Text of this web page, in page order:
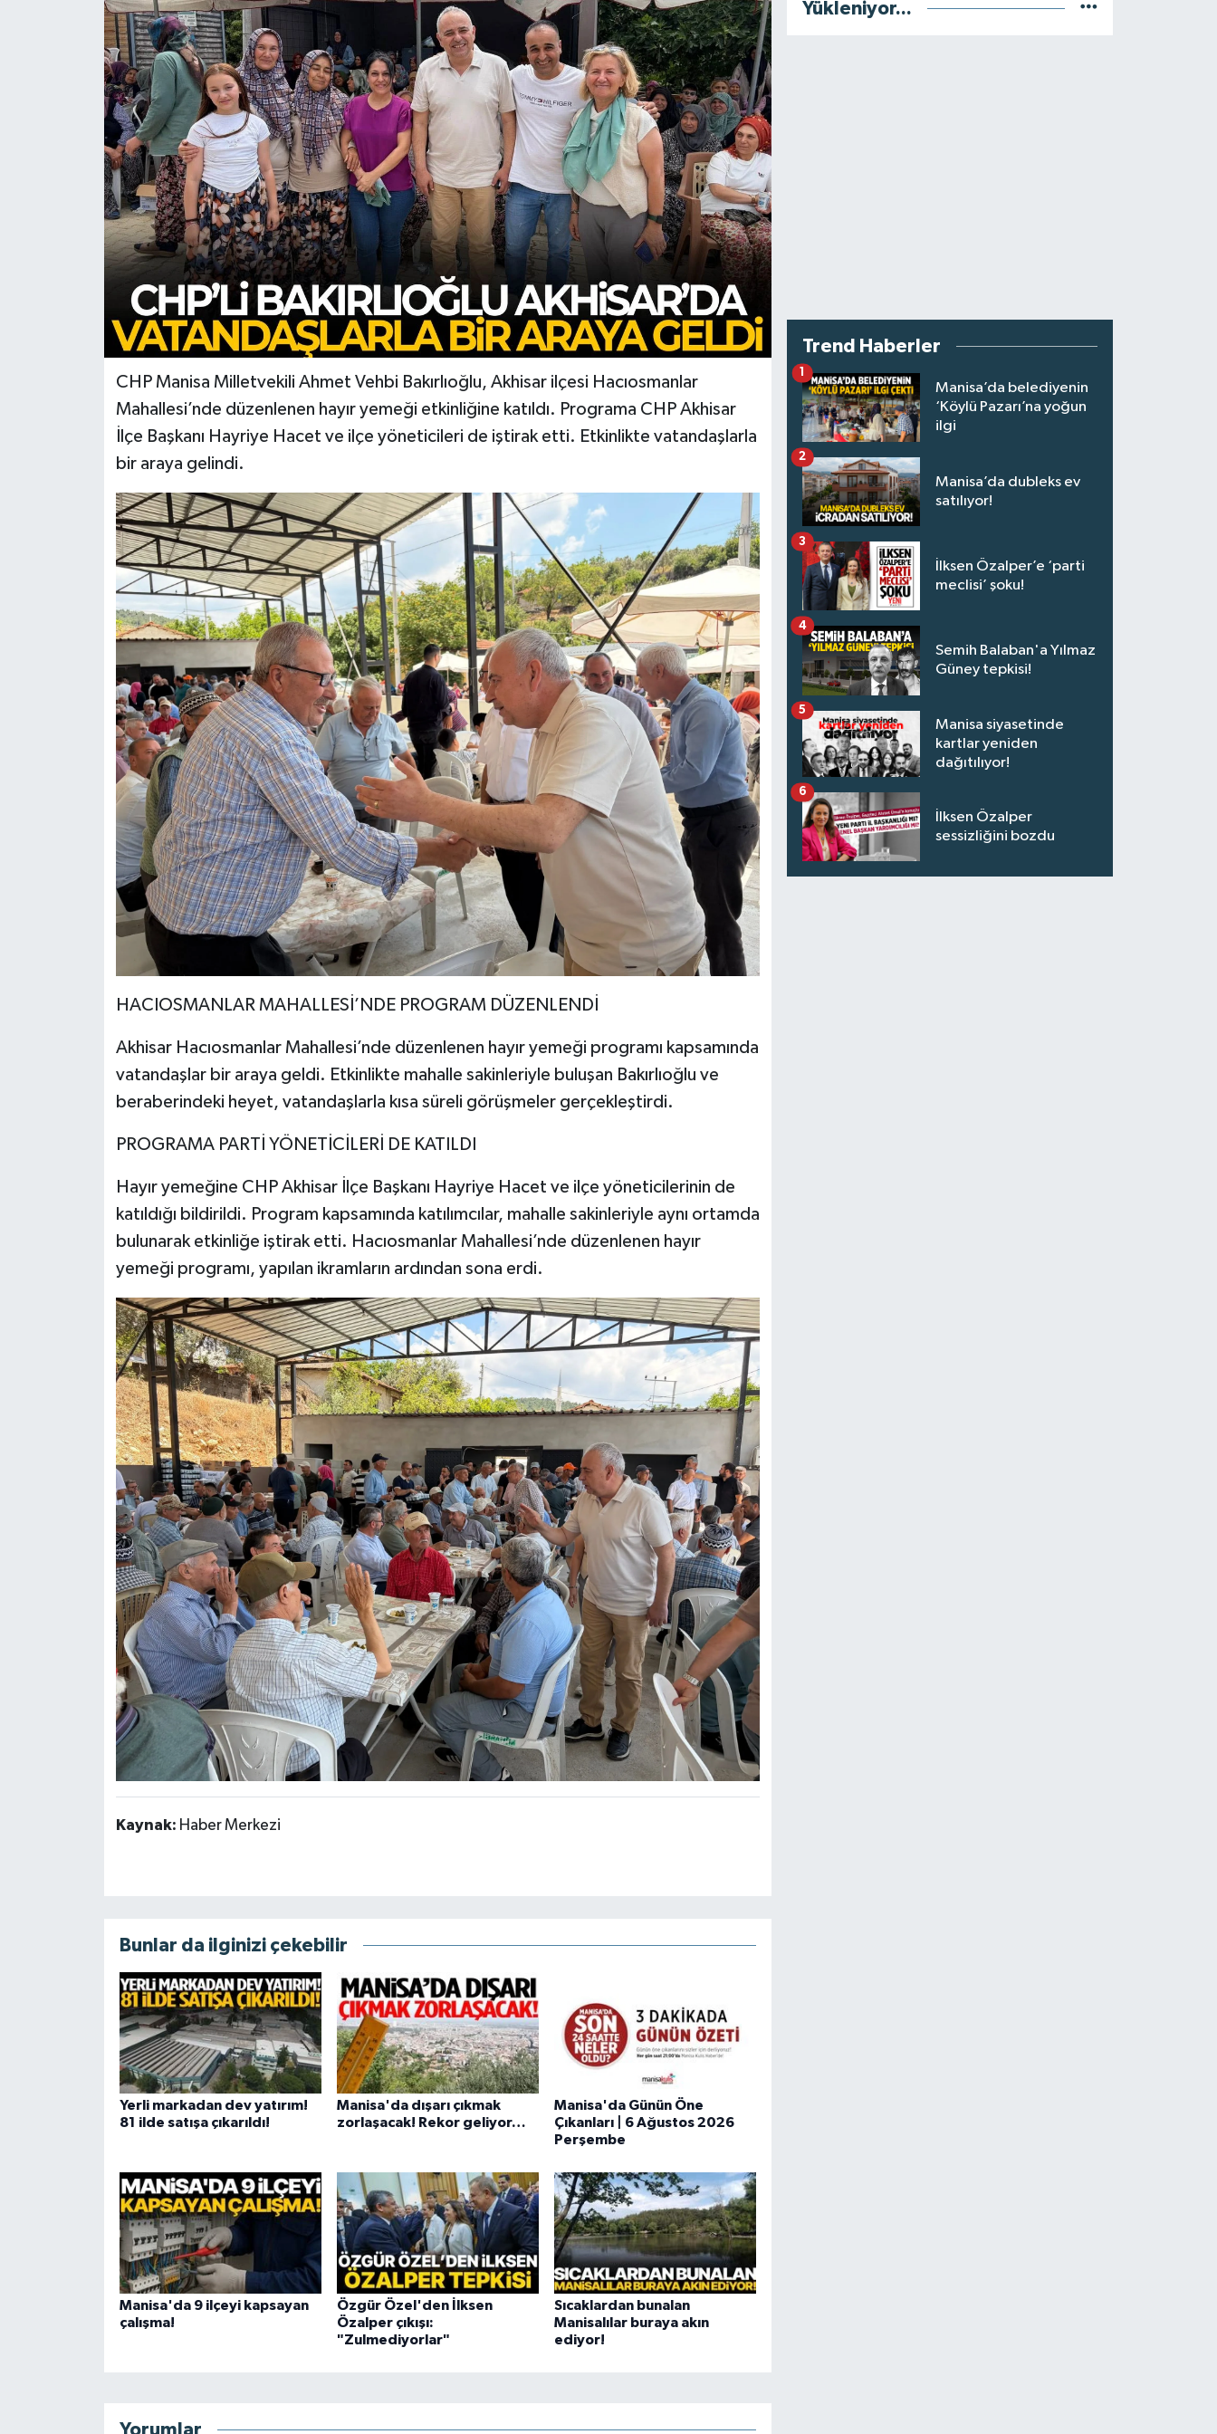
CHP Manisa Milletvekili Ahmet Vehbi Bakırlıoğlu, Akhisar ilçesi Hacıosmanlar
Mahallesi’nde düzenlenen hayır yemeği etkinliğine katıldı. Programa CHP Akhisar
İlçe Başkanı Hayriye Hacet ve ilçe yöneticileri de iştirak etti. Etkinlikte vatandaşlarla
bir araya gelindi.
HACIOSMANLAR MAHALLESİ’NDE PROGRAM DÜZENLENDİ
Akhisar Hacıosmanlar Mahallesi’nde düzenlenen hayır yemeği programı kapsamında
vatandaşlar bir araya geldi. Etkinlikte mahalle sakinleriyle buluşan Bakırlıoğlu ve
beraberindeki heyet, vatandaşlarla kısa süreli görüşmeler gerçekleştirdi.
PROGRAMA PARTİ YÖNETİCİLERİ DE KATILDI
Hayır yemeğine CHP Akhisar İlçe Başkanı Hayriye Hacet ve ilçe yöneticilerinin de
katıldığı bildirildi. Program kapsamında katılımcılar, mahalle sakinleriyle aynı ortamda
bulunarak etkinliğe iştirak etti. Hacıosmanlar Mahallesi’nde düzenlenen hayır
yemeği programı, yapılan ikramların ardından sona erdi.
Kaynak: Haber Merkezi
Bunlar da ilginizi çekebilir
Yerli markadan dev yatırım!
81 ilde satışa çıkarıldı!
Manisa'da dışarı çıkmak
zorlaşacak! Rekor geliyor…
Manisa'da Günün Öne
Çıkanları | 6 Ağustos 2026
Perşembe
Manisa'da 9 ilçeyi kapsayan
çalışma!
Özgür Özel'den İlksen
Özalper çıkışı:
"Zulmediyorlar"
Sıcaklardan bunalan
Manisalılar buraya akın
ediyor!
Yorumlar
Yükleniyor...
Trend Haberler
Manisa’da belediyenin
‘Köylü Pazarı’na yoğun
ilgi
1
Manisa’da dubleks ev
satılıyor!
2
İlksen Özalper’e ‘parti
meclisi’ şoku!
3
Semih Balaban'a Yılmaz
Güney tepkisi!
4
Manisa siyasetinde
kartlar yeniden
dağıtılıyor!
5
İlksen Özalper
sessizliğini bozdu
6